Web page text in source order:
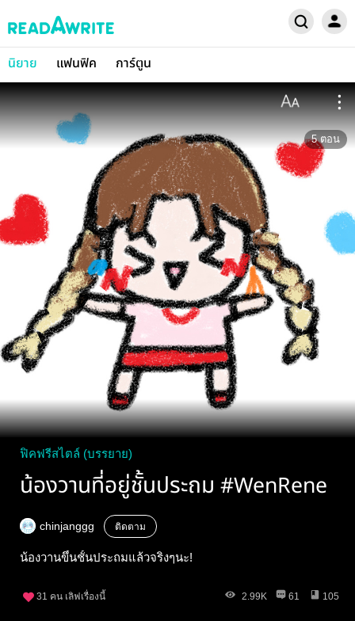
นิยาย แฟนฟิค การ์ตูน
5 ตอน
ฟิคฟรีสไตล์ (บรรยาย)
น้องวานที่อยู่ชั้นประถม #WenRene
chinjanggg ติดตาม
น้องวานขึ้นชั้นประถมแล้วจริงๆนะ!
31 คน เลิฟเรื่องนี้ 2.99K 61 105